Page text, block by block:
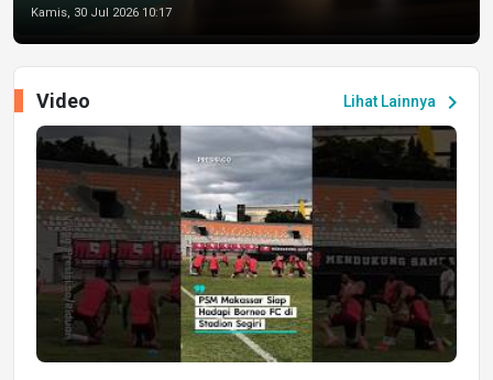
Kamis, 30 Jul 2026 10:17
Lihat Lainnya chevron_right
Video